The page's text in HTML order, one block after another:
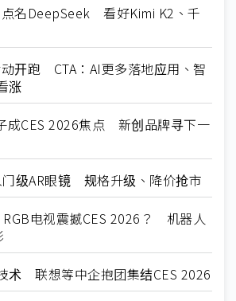
点名DeepSeek 看好Kimi K2、千
开跑 CTA：AI更多落地应用、智
涨
成CES 2026焦点 新创品牌寻下一
门级AR眼镜 规格升级、降价抢市
电视震撼CES 2026？ 机器人
术 联想等中企抱团集结CES 2026